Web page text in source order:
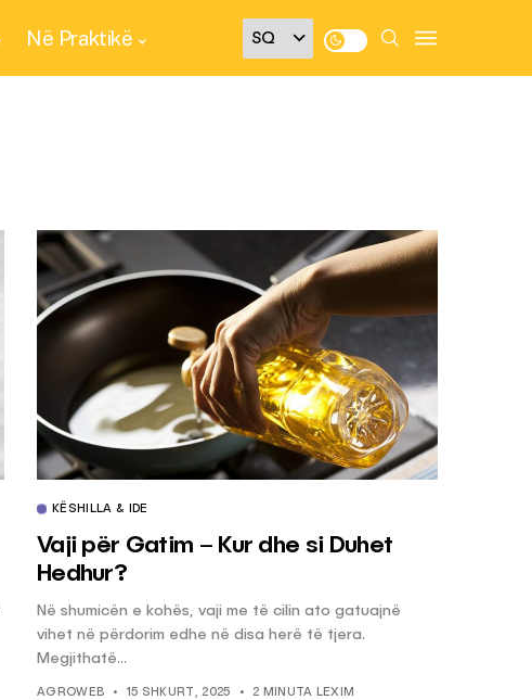
Në Praktikë
KËSHILLA & IDE
Vaji për Gatim – Kur dhe si Duhet
Hedhur?
Në shumicën e kohës, vaji me të cilin ato gatuajnë
vihet në përdorim edhe në disa herë të tjera.
Megjithatë...
AGROWEB 15 SHKURT, 2025 2 MINUTA LEXIM